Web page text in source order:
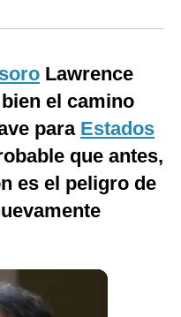
Lawrence
el camino
para Estados
que antes,
es el peligro de